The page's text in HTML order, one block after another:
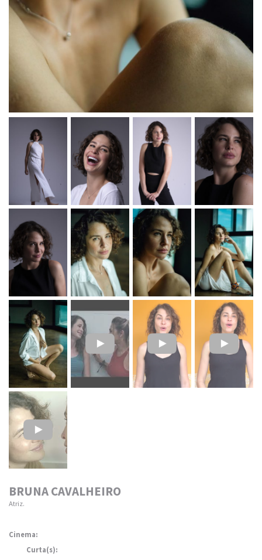
BRUNA CAVALHEIRO
Atriz.
Cinema:
Curta(s):